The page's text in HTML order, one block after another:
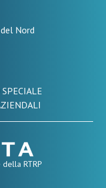
Nord
RTRP